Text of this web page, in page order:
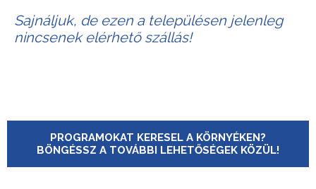
Sajnáljuk, de ezen a településen jelenleg
nincsenek elérhető szállás!
PROGRAMOKAT KERESEL A KÖRNYÉKEN?
BÖNGÉSSZ A TOVÁBBI LEHETŐSÉGEK KÖZÜL!